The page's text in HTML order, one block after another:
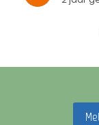
deze angst
zakken. De
Uiteindelijk